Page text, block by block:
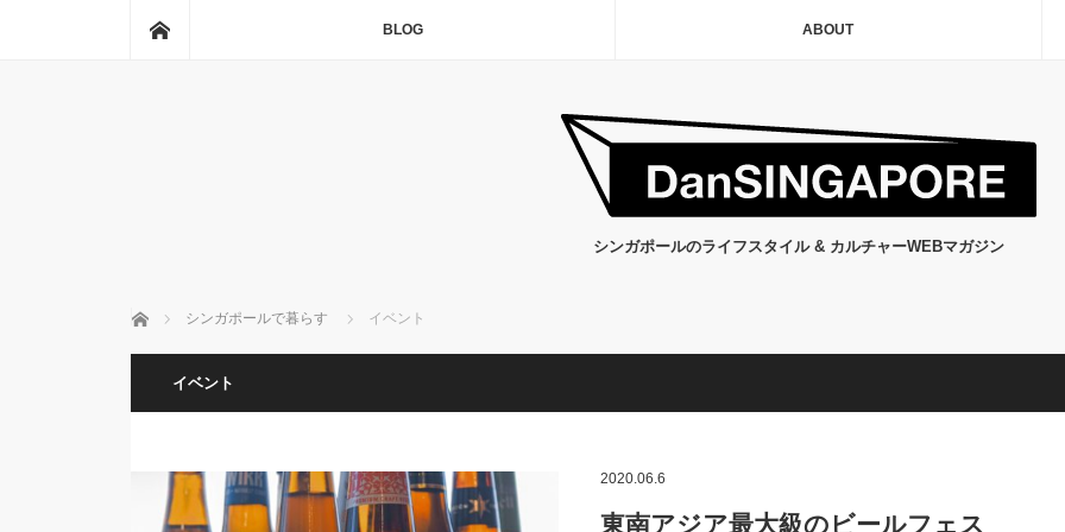
BLOG ABOUT
シンガポールのライフスタイル & カルチャーWEBマガジン
ホーム シンガポールで暮らす イベント
イベント
2020.06.6
東南アジア最大級のビールフェス